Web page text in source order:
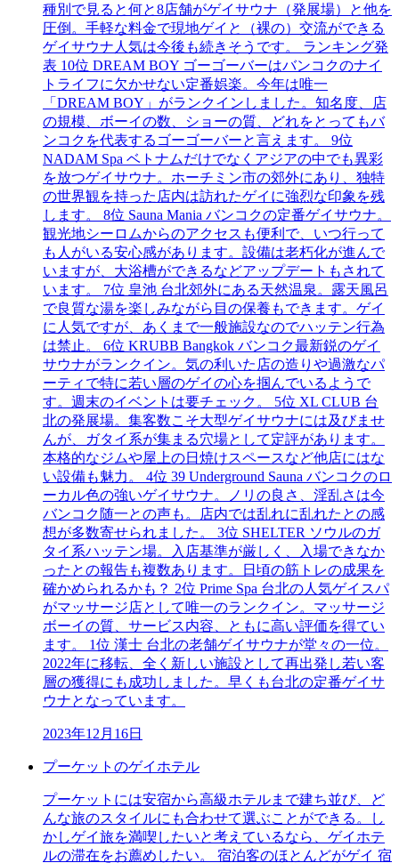
種別で見ると何と8店舗がゲイサウナ（発展場）と他を
圧倒。手軽な料金で現地ゲイと（裸の）交流ができる
ゲイサウナ人気は今後も続きそうです。 ランキング発
表 10位 DREAM BOY ゴーゴーバーはバンコクのナイ
トライフに欠かせない定番娯楽。今年は唯一
「DREAM BOY」がランクインしました。知名度、店
の規模、ボーイの数、ショーの質、どれをとってもバ
ンコクを代表するゴーゴーバーと言えます。 9位
NADAM Spa ベトナムだけでなくアジアの中でも異彩
を放つゲイサウナ。ホーチミン市の郊外にあり、独特
の世界観を持った店内は訪れたゲイに強烈な印象を残
します。 8位 Sauna Mania バンコクの定番ゲイサウナ。
観光地シーロムからのアクセスも便利で、いつ行って
も人がいる安心感があります。設備は老朽化が進んで
いますが、大浴槽ができるなどアップデートもされて
います。 7位 皇池 台北郊外にある天然温泉。露天風呂
で良質な湯を楽しみながら目の保養もできます。ゲイ
に人気ですが、あくまで一般施設なのでハッテン行為
は禁止。 6位 KRUBB Bangkok バンコク最新鋭のゲイ
サウナがランクイン。気の利いた店の造りや過激なパ
ーティで特に若い層のゲイの心を掴んでいるようで
す。週末のイベントは要チェック。 5位 XL CLUB 台
北の発展場。集客数こそ大型ゲイサウナには及びませ
んが、ガタイ系が集まる穴場として定評があります。
本格的なジムや屋上の日焼けスペースなど他店にはな
い設備も魅力。 4位 39 Underground Sauna バンコクのロ
ーカル色の強いゲイサウナ。ノリの良さ、淫乱さは今
バンコク随一との声も。店内では乱れに乱れたとの感
想が多数寄せられました。 3位 SHELTER ソウルのガ
タイ系ハッテン場。入店基準が厳しく、入場できなか
ったとの報告も複数あります。日頃の筋トレの成果を
確かめられるかも？ 2位 Prime Spa 台北の人気ゲイスパ
がマッサージ店として唯一のランクイン。マッサージ
ボーイの質、サービス内容、ともに高い評価を得てい
ます。 1位 漢士 台北の老舗ゲイサウナが堂々の一位。
2022年に移転、全く新しい施設として再出発し若い客
層の獲得にも成功しました。早くも台北の定番ゲイサ
ウナとなっています。
2023年12月16日
プーケットのゲイホテル
プーケットには安宿から高級ホテルまで建ち並び、ど
んな旅のスタイルにも合わせて選ぶことができる。し
かしゲイ旅を満喫したいと考えているなら、ゲイホテ
ルの滞在をお薦めしたい。 宿泊客のほとんどがゲイ 宿